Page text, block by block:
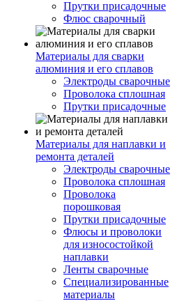
Прутки присадочные
Флюс сварочный
Материалы для сварки
алюминия и его сплавов
Электроды сварочные
Проволока сплошная
Прутки присадочные
Материалы для наплавки и
ремонта деталей
Электроды сварочные
Проволока сплошная
Проволока
порошковая
Прутки присадочные
Флюсы и проволоки
для износостойкой
наплавки
Ленты сварочные
Специализированные
материалы